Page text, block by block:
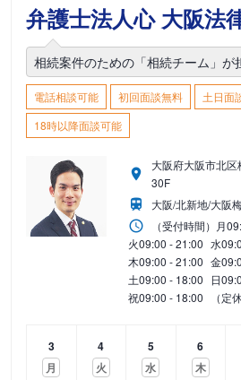
弁護士法人心 大阪法
相続案件のための「相続チーム」が
電話相談可能 初回面談無料
土日面
18時以降面談可能
大阪府大阪市北
30F
大阪/北新地/大阪
（受付時間） 月
火09:00 - 21:00 水
木09:00 - 21:00 金
土09:00 - 18:00 日
祝09:00 - 18:00 （定
3
月
4
火
5
水
6
木